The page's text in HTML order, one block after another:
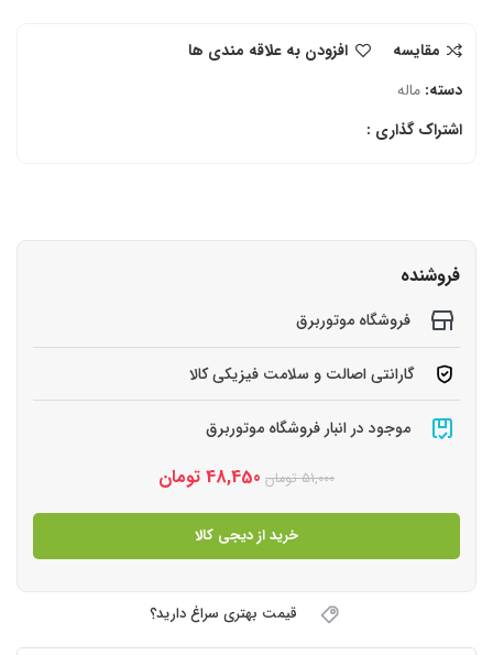
مقایسه
افزودن به علاقه مندی ها
دسته: ماله
اشتراک گذاری :
فروشنده
فروشگاه موتوربرق
گارانتی اصالت و سلامت فیزیکی کالا
موجود در انبار فروشگاه موتوربرق
51,000 تومان 48,450 تومان
خرید از دیجی کالا
قیمت بهتری سراغ دارید؟